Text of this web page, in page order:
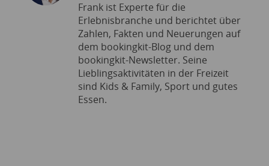
Frank ist Experte für die
Erlebnisbranche und berichtet über
Zahlen, Fakten und Neuerungen auf
dem bookingkit-Blog und dem
bookingkit-Newsletter. Seine
Lieblingsaktivitäten in der Freizeit
sind Kids & Family, Sport und gutes
Essen.